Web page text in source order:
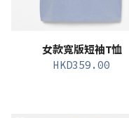
女款寬版短袖T恤
HKD359.00